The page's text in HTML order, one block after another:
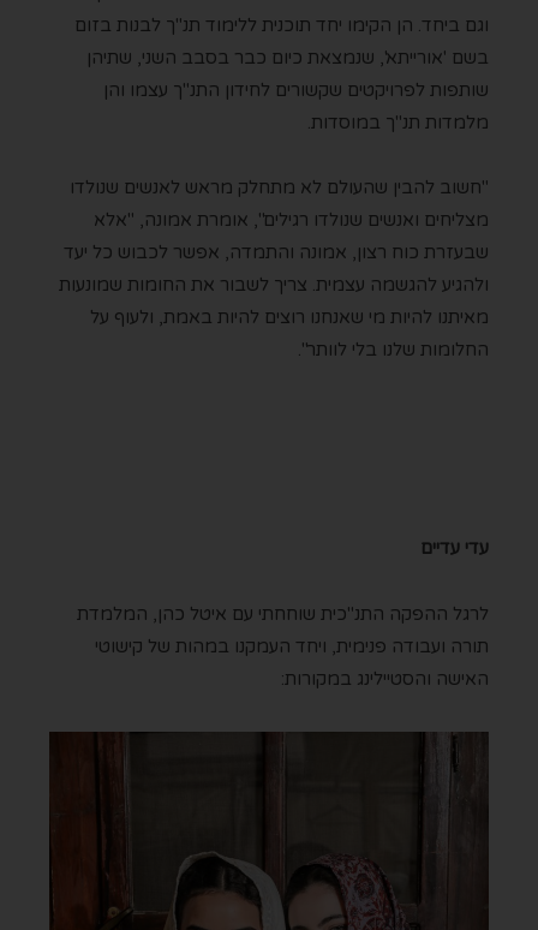
וגם ביחד. הן הקימו יחד תוכנית ללימוד תנ"ך לבנות בזום
בשם 'אורייתא', שנמצאת כיום כבר בסבב השני, שתיהן
שותפות לפרויקטים שקשורים לחידון התנ"ך עצמו והן
מלמדות תנ"ך במוסדות.
"חשוב להבין שהעולם לא מתחלק מראש לאנשים שנולדו
מצליחים ואנשים שנולדו רגילים", אומרת אמונה, "אלא
שבעזרת כוח רצון, אמונה והתמדה, אפשר לכבוש כל יעד
ולהגיע להגשמה עצמית. צריך לשבור את החומות שמונעות
מאיתנו להיות מי שאנחנו רוצים להיות באמת, ולעוף על
החלומות שלנו בלי לוותר".
עדי עדיים
לרגל ההפקה התנ"כית שוחחתי עם איטל כהן, המלמדת
תורה ועבודה פנימית, ויחד העמקנו במהות של קישוטי
האישה והסטיילינג במקורות: